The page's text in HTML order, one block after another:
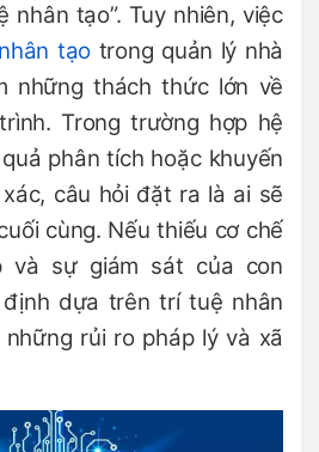
nhân tạo”. Tuy nhiên, việc
tạo trong quản lý nhà
những thách thức lớn về
Trong trường hợp hệ
phân tích hoặc khuyến
câu hỏi đặt ra là ai sẽ
cùng. Nếu thiếu cơ chế
và sự giám sát của con
dựa trên trí tuệ nhân
rủi ro pháp lý và xã